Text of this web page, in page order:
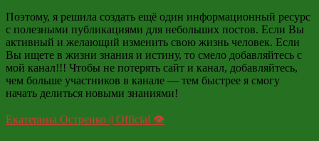
Поэтому, я решила создать ещё один информационный ресурс
с полезными публикациями для небольших постов. Если Вы
активный и желающий изменить свою жизнь человек. Если
Вы ищете в жизни знания и истину, то смело добавляйтесь с
мой канал!!! Чтобы не потерять сайт и канал, добавляйтесь,
чем больше участников в канале — тем быстрее я смогу
начать делиться новыми знаниями!
Екатерина Остренко || Official 👁